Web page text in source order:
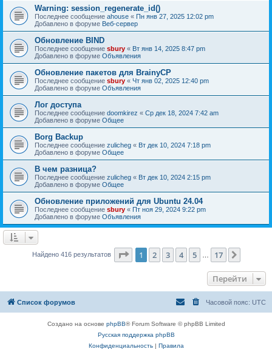
Warning: session_regenerate_id()
Последнее сообщение ahouse « Пн янв 27, 2025 12:02 pm
Добавлено в форуме Веб-сервер
Обновление BIND
Последнее сообщение sbury « Вт янв 14, 2025 8:47 pm
Добавлено в форуме Объявления
Oбновление пакетов для BrainyCP
Последнее сообщение sbury « Чт янв 02, 2025 12:40 pm
Добавлено в форуме Объявления
Лог доступа
Последнее сообщение doomkirez « Ср дек 18, 2024 7:42 am
Добавлено в форуме Общее
Borg Backup
Последнее сообщение zulicheg « Вт дек 10, 2024 7:18 pm
Добавлено в форуме Общее
В чем разница?
Последнее сообщение zulicheg « Вт дек 10, 2024 2:15 pm
Добавлено в форуме Общее
Обновление приложений для Ubuntu 24.04
Последнее сообщение sbury « Пт ноя 29, 2024 9:22 pm
Добавлено в форуме Объявления
Найдено 416 результатов Страница из 17
1 2 3 4 5 17
Перейти
Список форумов Часовой пояс: UTC
Создано на основе phpBB® Forum Software © phpBB Limited
Русская поддержка phpBB
Конфиденциальность| Правила